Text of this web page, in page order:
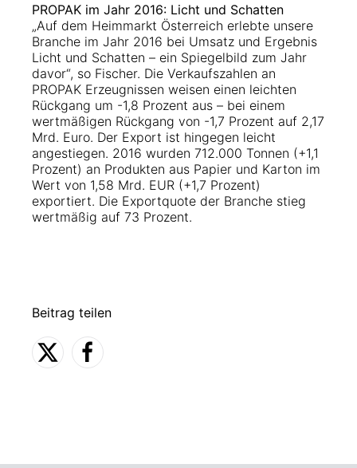
PROPAK im Jahr 2016: Licht und Schatten
„Auf dem Heimmarkt Österreich erlebte unsere
Branche im Jahr 2016 bei Umsatz und Ergebnis
Licht und Schatten – ein Spiegelbild zum Jahr
davor“, so Fischer. Die Verkaufszahlen an
PROPAK Erzeugnissen weisen einen leichten
Rückgang um -1,8 Prozent aus – bei einem
wertmäßigen Rückgang von -1,7 Prozent auf 2,17
Mrd. Euro. Der Export ist hingegen leicht
angestiegen. 2016 wurden 712.000 Tonnen (+1,1
Prozent) an Produkten aus Papier und Karton im
Wert von 1,58 Mrd. EUR (+1,7 Prozent)
exportiert. Die Exportquote der Branche stieg
wertmäßig auf 73 Prozent.
Beitrag teilen